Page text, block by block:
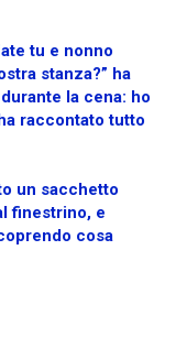
tu e nonno
stanza?” ha
la cena: ho
raccontato tutto
un sacchetto
finestrino, e
cosa